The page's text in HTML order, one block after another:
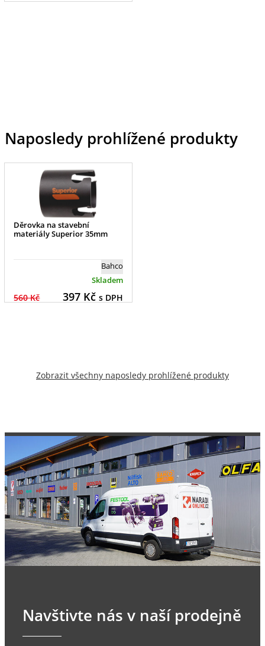
Naposledy prohlížené produkty
Děrovka na stavební
materiály Superior 35mm
Bahco
Skladem
560 Kč 397Kč s DPH
Zobrazit všechny naposledy prohlížené produkty
Navštivte nás v naší prodejně